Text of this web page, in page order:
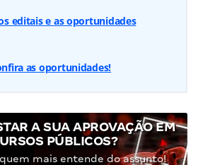
editais e as oportunidades
as oportunidades!
A SUA APROVAÇÃO EM
PÚBLICOS?
mais entende do assunto!